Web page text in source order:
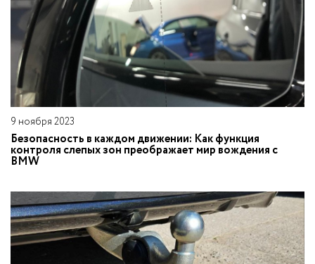
9 ноября 2023
Безопасность в каждом движении: Как функция
контроля слепых зон преображает мир вождения с
BMW